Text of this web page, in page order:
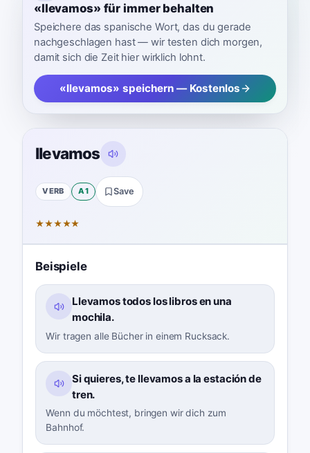
«llevamos» für immer behalten
Speichere das spanische Wort, das du gerade
nachgeschlagen hast — wir testen dich morgen,
damit sich die Zeit hier wirklich lohnt.
«llevamos» speichern — Kostenlos
llevamos
VERB A1 Save
★★★★★
Beispiele
Llevamos todos los libros en una
mochila.
Wir tragen alle Bücher in einem Rucksack.
Si quieres, te llevamos a la estación de
tren.
Wenn du möchtest, bringen wir dich zum
Bahnhof.